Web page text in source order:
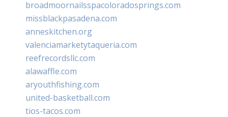
broadmoornailsspacoloradosprings.com
missblackpasadena.com
anneskitchen.org
valenciamarketytaqueria.com
reefrecordsllc.com
alawaffle.com
aryouthfishing.com
united-basketball.com
tios-tacos.com